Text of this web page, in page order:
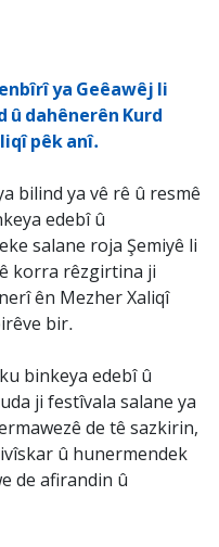
ya Geêawêj li
dahênerên Kurd
pêk anî.
bilind ya vê rê û resmê
edebî û
salane roja Şemiyê li
korra rêzgirtina ji
ên Mezher Xaliqî
bir.
binkeya edebî û
ji festîvala salane ya
de tê sazkirin,
û hunermendek
de afirandin û